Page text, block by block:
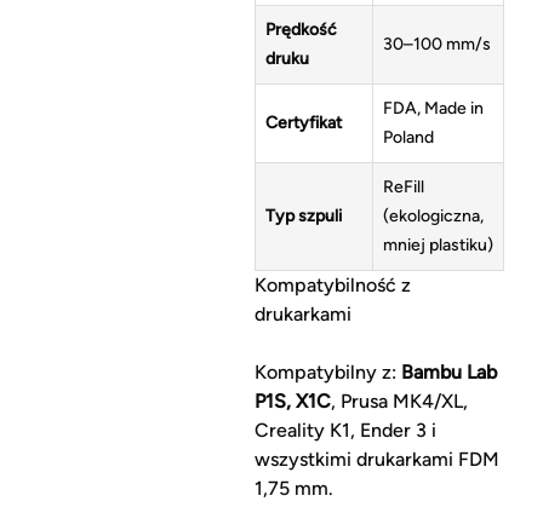
Prędkość
druku
30–100 mm/s
Certyfikat
FDA, Made in
Poland
Typ szpuli
ReFill
(ekologiczna,
mniej plastiku)
Kompatybilność z
drukarkami
Kompatybilny z: Bambu Lab
P1S, X1C, Prusa MK4/XL,
Creality K1, Ender 3 i
wszystkimi drukarkami FDM
1,75 mm.